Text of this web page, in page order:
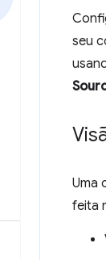
seu
Uma
feita